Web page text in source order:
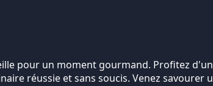
pour un moment gourmand. Profitez
réussie et sans soucis. Venez savourer